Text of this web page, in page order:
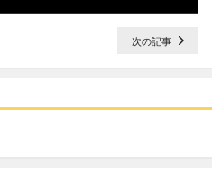
次の記事